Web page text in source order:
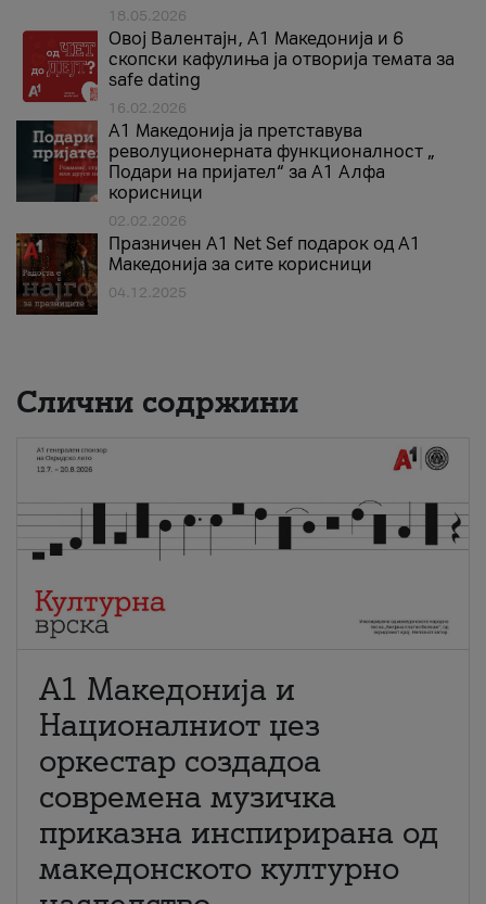
18.05.2026
Овој Валентајн, A1 Македонија и 6
скопски кафулиња ја отворија темата за
safe dating
16.02.2026
А1 Македонија ја претставува
револуционерната функционалност „
Подари на пријател“ за А1 Алфа
корисници
02.02.2026
Празничен A1 Net Sеf подарок од А1
Македонија за сите корисници
04.12.2025
Слични содржини
А1 Македонија и
Националниот џез
оркестар создадоа
современа музичка
приказна инспирирана од
македонското културно